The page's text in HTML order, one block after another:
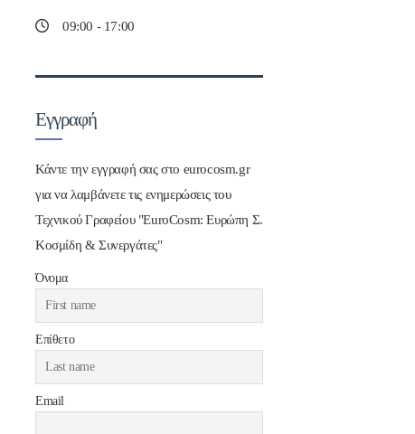
09:00 - 17:00
Εγγραφή
Κάντε την εγγραφή σας στο eurocosm.gr
για να λαμβάνετε τις ενημερώσεις του
Τεχνικού Γραφείου "EuroCosm: Ευρώπη Σ.
Κοσμίδη & Συνεργάτες"
Όνομα
Επίθετο
Email